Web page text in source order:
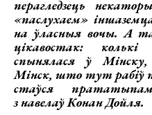
перагледзець
«паслухаем»
на ўласныя вочы. А
цікавостак: колькі
спынялася ў
Мінск, што тут рабіў
стаўся
з навелаў Конан Дойля.